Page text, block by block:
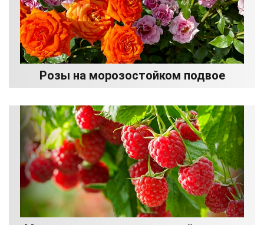
Розы на морозостойком подвое